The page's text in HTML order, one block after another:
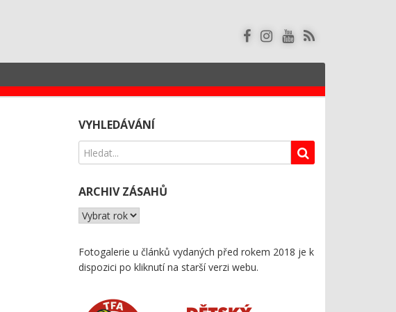
VYHLEDÁVÁNÍ
ARCHIV ZÁSAHŮ
Fotogalerie u článků vydaných před rokem 2018 je k
dispozici po kliknutí na starší verzi webu.